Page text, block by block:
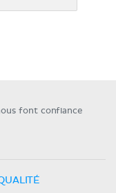
font confiance